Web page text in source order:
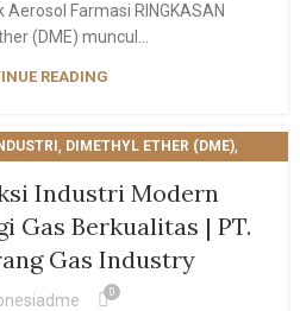
Aerosol Farmasi RINGKASAN
(DME) muncul...
READING
, DIMETHYL ETHER (DME),
Industri Modern
Gas Berkualitas | PT.
Gas Industry
0